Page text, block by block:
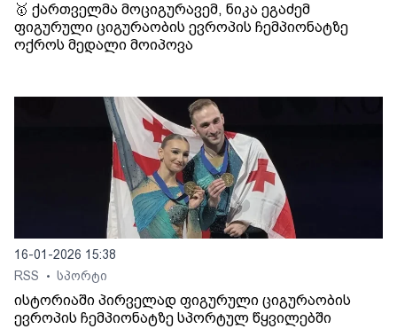
🥇 ქართველმა მოციგურავემ, ნიკა ეგაძემ
ფიგურული ციგურაობის ევროპის ჩემპიონატზე
ოქროს მედალი მოიპოვა
16-01-2026 15:38
RSS
• სპორტი
ისტორიაში პირველად ფიგურული ციგურაობის
ევროპის ჩემპიონატზე სპორტულ წყვილებში